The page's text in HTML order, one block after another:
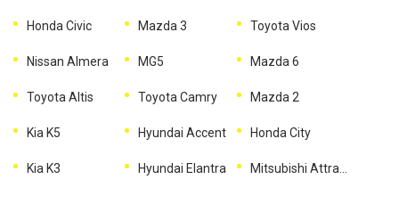
Honda Civic Mazda 3 Toyota Vios
Nissan Almera MG5 Mazda 6
Toyota Altis Toyota Camry Mazda 2
Kia K5 Hyundai Accent Honda City
Kia K3 Hyundai Elantra